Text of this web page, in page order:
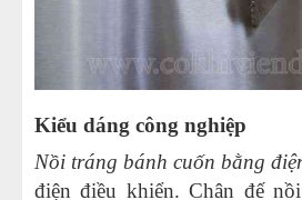
Kiểu dáng công nghiệp
Nồi tráng bánh cuốn bằng
điện điều khiển. Chân đế